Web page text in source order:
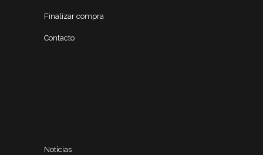
Finalizar compra
Contacto
Noticias